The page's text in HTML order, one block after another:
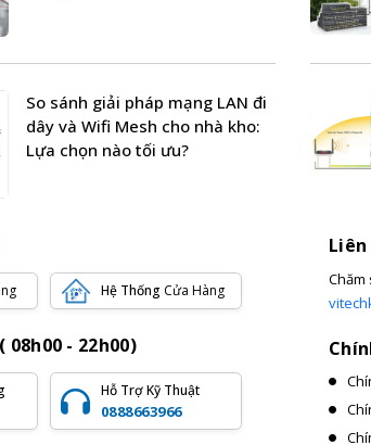
So sánh giải pháp mạng LAN đi
dây và Wifi Mesh cho nhà kho:
Lựa chọn nào tối ưu?
Hệ Thống Cửa Hàng
- 22h00)
Hỗ Trợ Kỹ Thuật
0888663966
Chăm